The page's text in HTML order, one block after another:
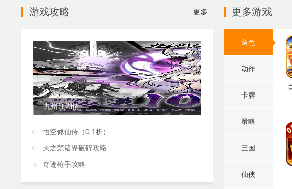
游戏攻略 更多
九州江湖情
悟空修仙传（0.1折）
天之禁诸界破碎攻略
奇迹枪手攻略
更多游戏
角色
动作
卡牌
策略
三国
仙侠